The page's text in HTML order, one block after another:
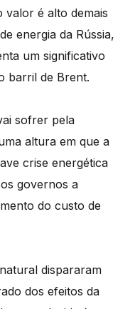
valor é alto demais
energia da Rússia,
um significativo
barril de Brent.
sofrer pela
altura em que a
crise energética
governos a
do custo de
dispararam
dos efeitos da